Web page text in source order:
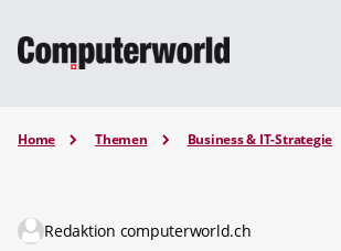
Home Themen Business & IT-Strategie
Redaktion computerworld.ch